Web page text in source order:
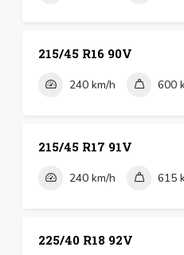
215/45 R16 90V
240 km/h 600
215/45 R17 91V
240 km/h 615
225/40 R18 92V